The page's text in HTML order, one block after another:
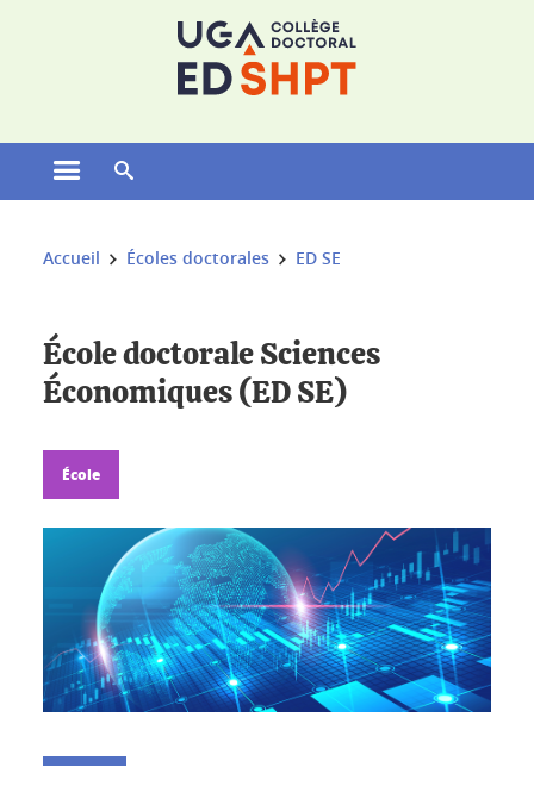
Ouvrir le menu principal
Vous êtes ici :
Accueil Écoles doctorales ED SE
École doctorale Sciences
Économiques (ED SE)
École